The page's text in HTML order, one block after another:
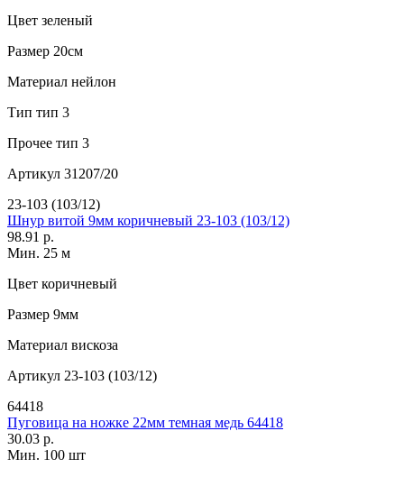
Цвет зеленый
Размер 20см
Материал нейлон
Тип тип 3
Прочее тип 3
Артикул 31207/20
23-103 (103/12)
Шнур витой 9мм коричневый 23-103 (103/12)
98.91 р.
Мин. 25 м
Цвет коричневый
Размер 9мм
Материал вискоза
Артикул 23-103 (103/12)
64418
Пуговица на ножке 22мм темная медь 64418
30.03 р.
Мин. 100 шт